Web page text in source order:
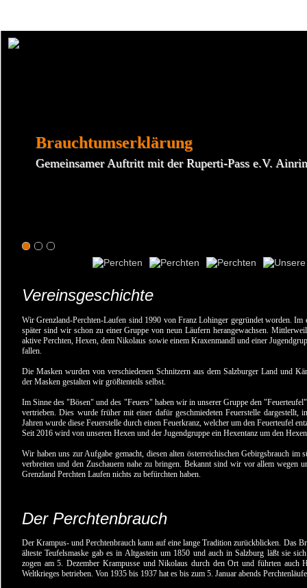
Brauchtumserklärung
Gemeinsamer Auftritt mit der Ruperti-Pass e.V.
Vereinsgeschichte
Wir Grenzland-Perchten-Laufen sind 1990 von Franz Lohinger gegründet worden.
später sind wir schon zu einer Gruppe von neun Läufern herangewachsen.
aktive Perchten, Hexen, dem Nikolaus sowie einem Kraxenmandl und einer
fallen.
Die Masken wurden von verschiedenen Schnitzern aus dem Salzburger Land und
der Masken gestalten wir größtenteils selbst.
Im Sinne des "Bösen" und des "Feuers" haben wir in unserer Gruppe den
vertrieben. Dies wurde früher mit einer dafür geschmiedeten Feuerstelle dargestellt,
Jahren wurde diese Feuerstelle durch einen Feuerkranz, welcher um den Feuerteufel
Seit 2016 wird von unseren Hexen und der Jugendgruppe ein Hexentanz um den
Wir haben uns zur Aufgabe gemacht, diesen alten österreichischen Gebirgsbrauch im
verbreiten und den Zuschauern nahe zu bringen. Bekannt sind wir vor allem wegen
Grenzland Perchten Laufen nichts zu befürchten haben.
Der Perchtenbrauch
Der Krampus- und Perchtenbrauch kann auf eine lange Tradition zurückblicken. Das
älteste Teufelsmaske gab es in Altgastein um 1850 und auch in Salzburg läßt sie
zogen am 5. Dezember Krampusse und Nikolaus durch den Ort und führten auch
Weltkrieges betrieben. Von 1935 bis 1937 hat es bis zum 5. Januar abends